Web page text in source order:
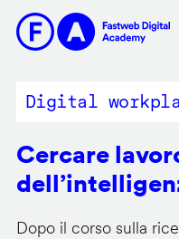
contenuto
Digital
Cercare
Dopo il corso sulla